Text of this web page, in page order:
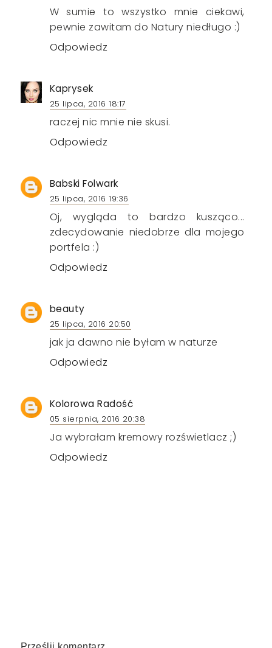
W sumie to wszystko mnie ciekawi,
pewnie zawitam do Natury niedługo :)
Odpowiedz
Kaprysek
25 lipca, 2016 18:17
raczej nic mnie nie skusi.
Odpowiedz
Babski Folwark
25 lipca, 2016 19:36
Oj, wygląda to bardzo kusząco...
zdecydowanie niedobrze dla mojego
portfela :)
Odpowiedz
beauty
25 lipca, 2016 20:50
jak ja dawno nie byłam w naturze
Odpowiedz
Kolorowa Radość
05 sierpnia, 2016 20:38
Ja wybrałam kremowy rozświetlacz ;)
Odpowiedz